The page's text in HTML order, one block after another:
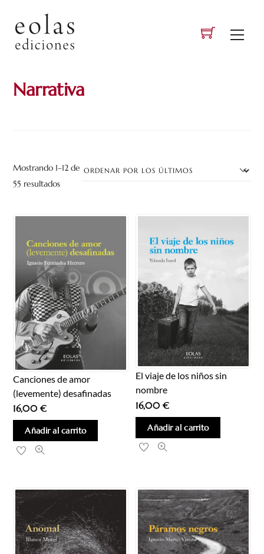
content
Narrativa
Mostrando 1–12 de
55 resultadosOrdenado
los
Canciones de amor
(levemente) desafinadas
16,00€
Añadir al carrito
El viaje de los niños sin
nombre
16,00€
Añadir al carrito